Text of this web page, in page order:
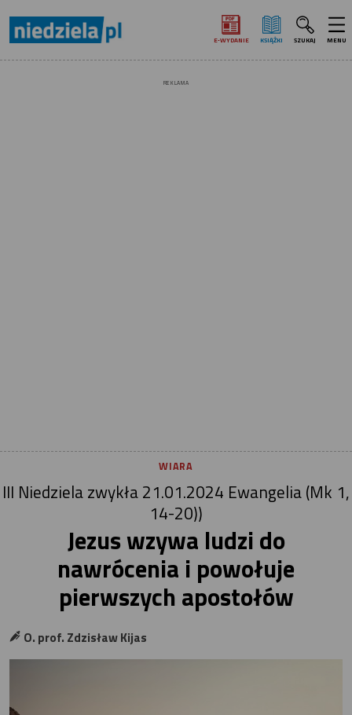
E‑WYDANIE KSIĄŻKI SZUKAJ MENU
REKLAMA
WIARA
III Niedziela zwykła 21.01.2024 Ewangelia (Mk 1,
14-20))
Jezus wzywa ludzi do
nawrócenia i powołuje
pierwszych apostołów
O. prof. Zdzisław Kijas